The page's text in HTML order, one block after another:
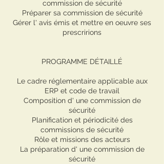
commission de sécurité
Préparer sa commission de sécurité
Gérer l' avis émis et mettre en oeuvre ses
prescririons
PROGRAMME DÉTAILLÉ
Le cadre réglementaire applicable aux
ERP et code de travail
Composition d' une commission de
sécurité
Planification et périodicité des
commissions de sécurité
Rôle et missions des acteurs
La préparation d' une commission de
sécurité